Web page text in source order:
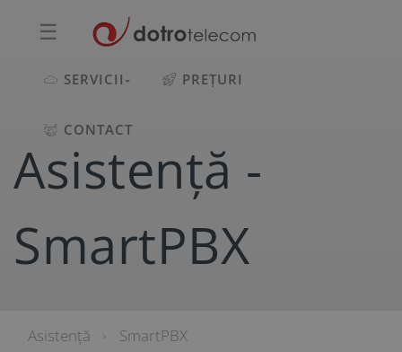
☰
SERVICII PREȚURI
CONTACT
Asistență -
SmartPBX
Asistență SmartPBX